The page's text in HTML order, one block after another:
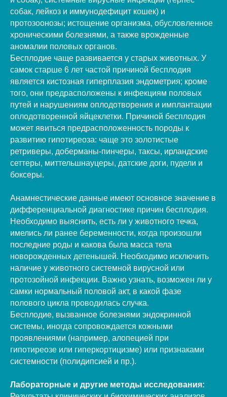
собак, лейкоз и иммунодефицит кошек) и
протозоонозы; истощение организма, обусловленное
хроническими болезнями, а также врожденные
аномалии половых органов.
Бесплодие чаще развивается у старых животных. У
самок старше 6 лет частой причиной бесплодия
является кистозная гиперплазия эндометрия; кроме
того, они предрасположены к инфекциям половых
путей и нарушениям оплодотворения и имплантации
оплодотворенной яйцеклетки. Причиной бесплодия
может явиться предрасположенность породы к
развитию гипотиреоза: чаще это золотистые
ретриверы, доберманы-пинчеры, таксы, ирландские
сеттеры, миттельшнауцеры, датские доги, пудели и
боксеры.
Анамнестические данные имеют основное значение в
дифференциальной диагностике причин бесплодия.
Необходимо выяснить, есть ли у животного течка,
имелись ли ранее беременности, когда произошли
последние роды и какова была масса тела
новорожденных детенышей. Необходимо исключить
наличие у животного системной вирусной или
протозойной инфекции. Важно узнать, возможен ли у
самки нормальный половой акт, в какой фазе
полового цикла проводилась случка.
Бесплодие, вызванное болезнями эндокринной
системы, иногда сопровождается кожными
проявлениями (например, алопецией при
гипотиреозе или гиперкортицизме) или признаками
системности (полидипсией и пр.).
Лабораторные и другие методы исследования: